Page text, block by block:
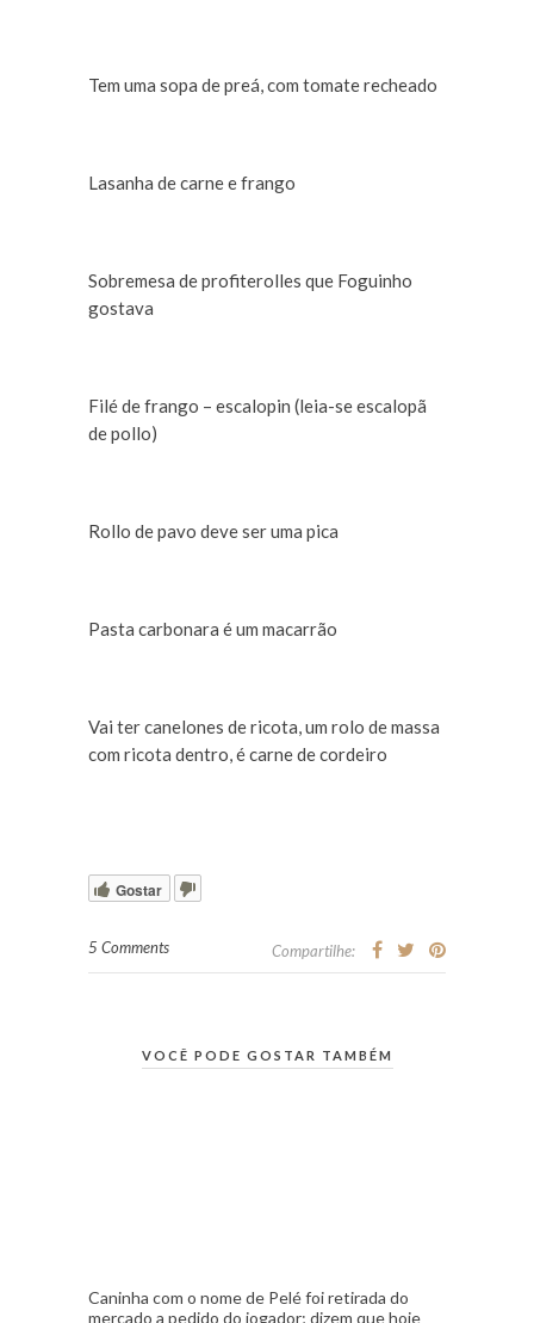
Tem uma sopa de preá, com tomate recheado
Lasanha de carne e frango
Sobremesa de profiterolles que Foguinho
gostava
Filé de frango – escalopin (leia-se escalopã
de pollo)
Rollo de pavo deve ser uma pica
Pasta carbonara é um macarrão
Vai ter canelones de ricota, um rolo de massa
com ricota dentro, é carne de cordeiro
Gostar
5 Comments Compartilhe:
VOCÊ PODE GOSTAR TAMBÉM
Caninha com o nome de Pelé foi retirada do
mercado a pedido do jogador; dizem que hoje